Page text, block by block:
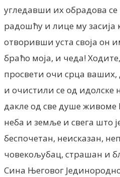
угледавши их обрадова
радошћу и лице му засија
отворивши уста своја он
браћо моја, и чеда!
просвети очи срца
и очистили се од идолске
дакле од све душе живоме
неба и земље и свега што
беспочетан, неисказан,
човекољубац, страшан и
Сина Његовог